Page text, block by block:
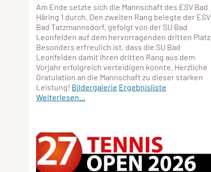
Am Ende setzte sich die Mannschaft des ESV Bad
Häring 1 durch. Den zweiten Rang belegte der ESV
Bad Tatzmannsdorf, gefolgt von der SU Bad
Leonfelden auf dem hervorragenden dritten Platz.
Besonders erfreulich ist, dass die SU Bad
Leonfelden damit ihren dritten Rang aus dem
Vorjahr erfolgreich verteidigen konnte. Herzliche
Gratulation an die Mannschaft zu dieser starken
Leistung! Bildergalerie Ergebnisliste
Weiterlesen...